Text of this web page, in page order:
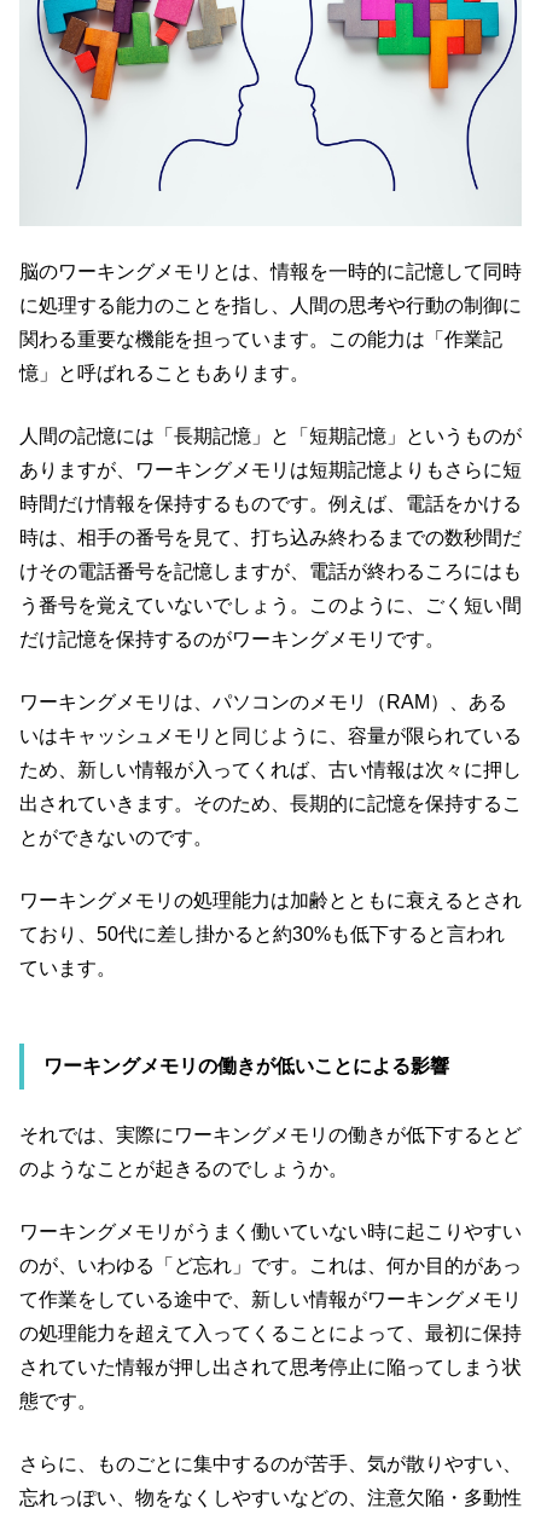
脳のワーキングメモリとは、情報を一時的に記憶して同時
に処理する能力のことを指し、人間の思考や行動の制御に
関わる重要な機能を担っています。この能力は「作業記
憶」と呼ばれることもあります。
人間の記憶には「長期記憶」と「短期記憶」というものが
ありますが、ワーキングメモリは短期記憶よりもさらに短
時間だけ情報を保持するものです。例えば、電話をかける
時は、相手の番号を見て、打ち込み終わるまでの数秒間だ
けその電話番号を記憶しますが、電話が終わるころにはも
う番号を覚えていないでしょう。このように、ごく短い間
だけ記憶を保持するのがワーキングメモリです。
ワーキングメモリは、パソコンのメモリ（RAM）、ある
いはキャッシュメモリと同じように、容量が限られている
ため、新しい情報が入ってくれば、古い情報は次々に押し
出されていきます。そのため、長期的に記憶を保持するこ
とができないのです。
ワーキングメモリの処理能力は加齢とともに衰えるとされ
ており、50代に差し掛かると約30%も低下すると言われ
ています。
ワーキングメモリの働きが低いことによる影響
それでは、実際にワーキングメモリの働きが低下するとど
のようなことが起きるのでしょうか。
ワーキングメモリがうまく働いていない時に起こりやすい
のが、いわゆる「ど忘れ」です。これは、何か目的があっ
て作業をしている途中で、新しい情報がワーキングメモリ
の処理能力を超えて入ってくることによって、最初に保持
されていた情報が押し出されて思考停止に陥ってしまう状
態です。
さらに、ものごとに集中するのが苦手、気が散りやすい、
忘れっぽい、物をなくしやすいなどの、注意欠陥・多動性